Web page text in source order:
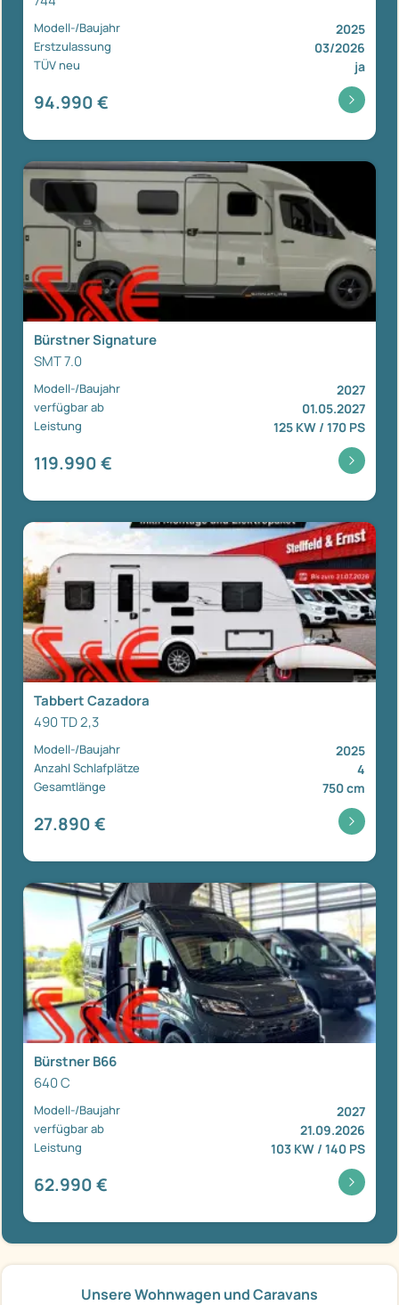
Modell-/Baujahr 2025
Erstzulassung 03/2026
TÜV neu ja
94.990 €
Bürstner Signature
SMT 7.0
Modell-/Baujahr 2027
verfügbar ab 01.05.2027
Leistung 125 KW / 170 PS
119.990 €
Tabbert Cazadora
490 TD 2,3
Modell-/Baujahr 2025
Anzahl Schlafplätze 4
Gesamtlänge 750 cm
27.890 €
Bürstner B66
640 C
Modell-/Baujahr 2027
verfügbar ab 21.09.2026
Leistung 103 KW / 140 PS
62.990 €
Unsere Wohnwagen und Caravans